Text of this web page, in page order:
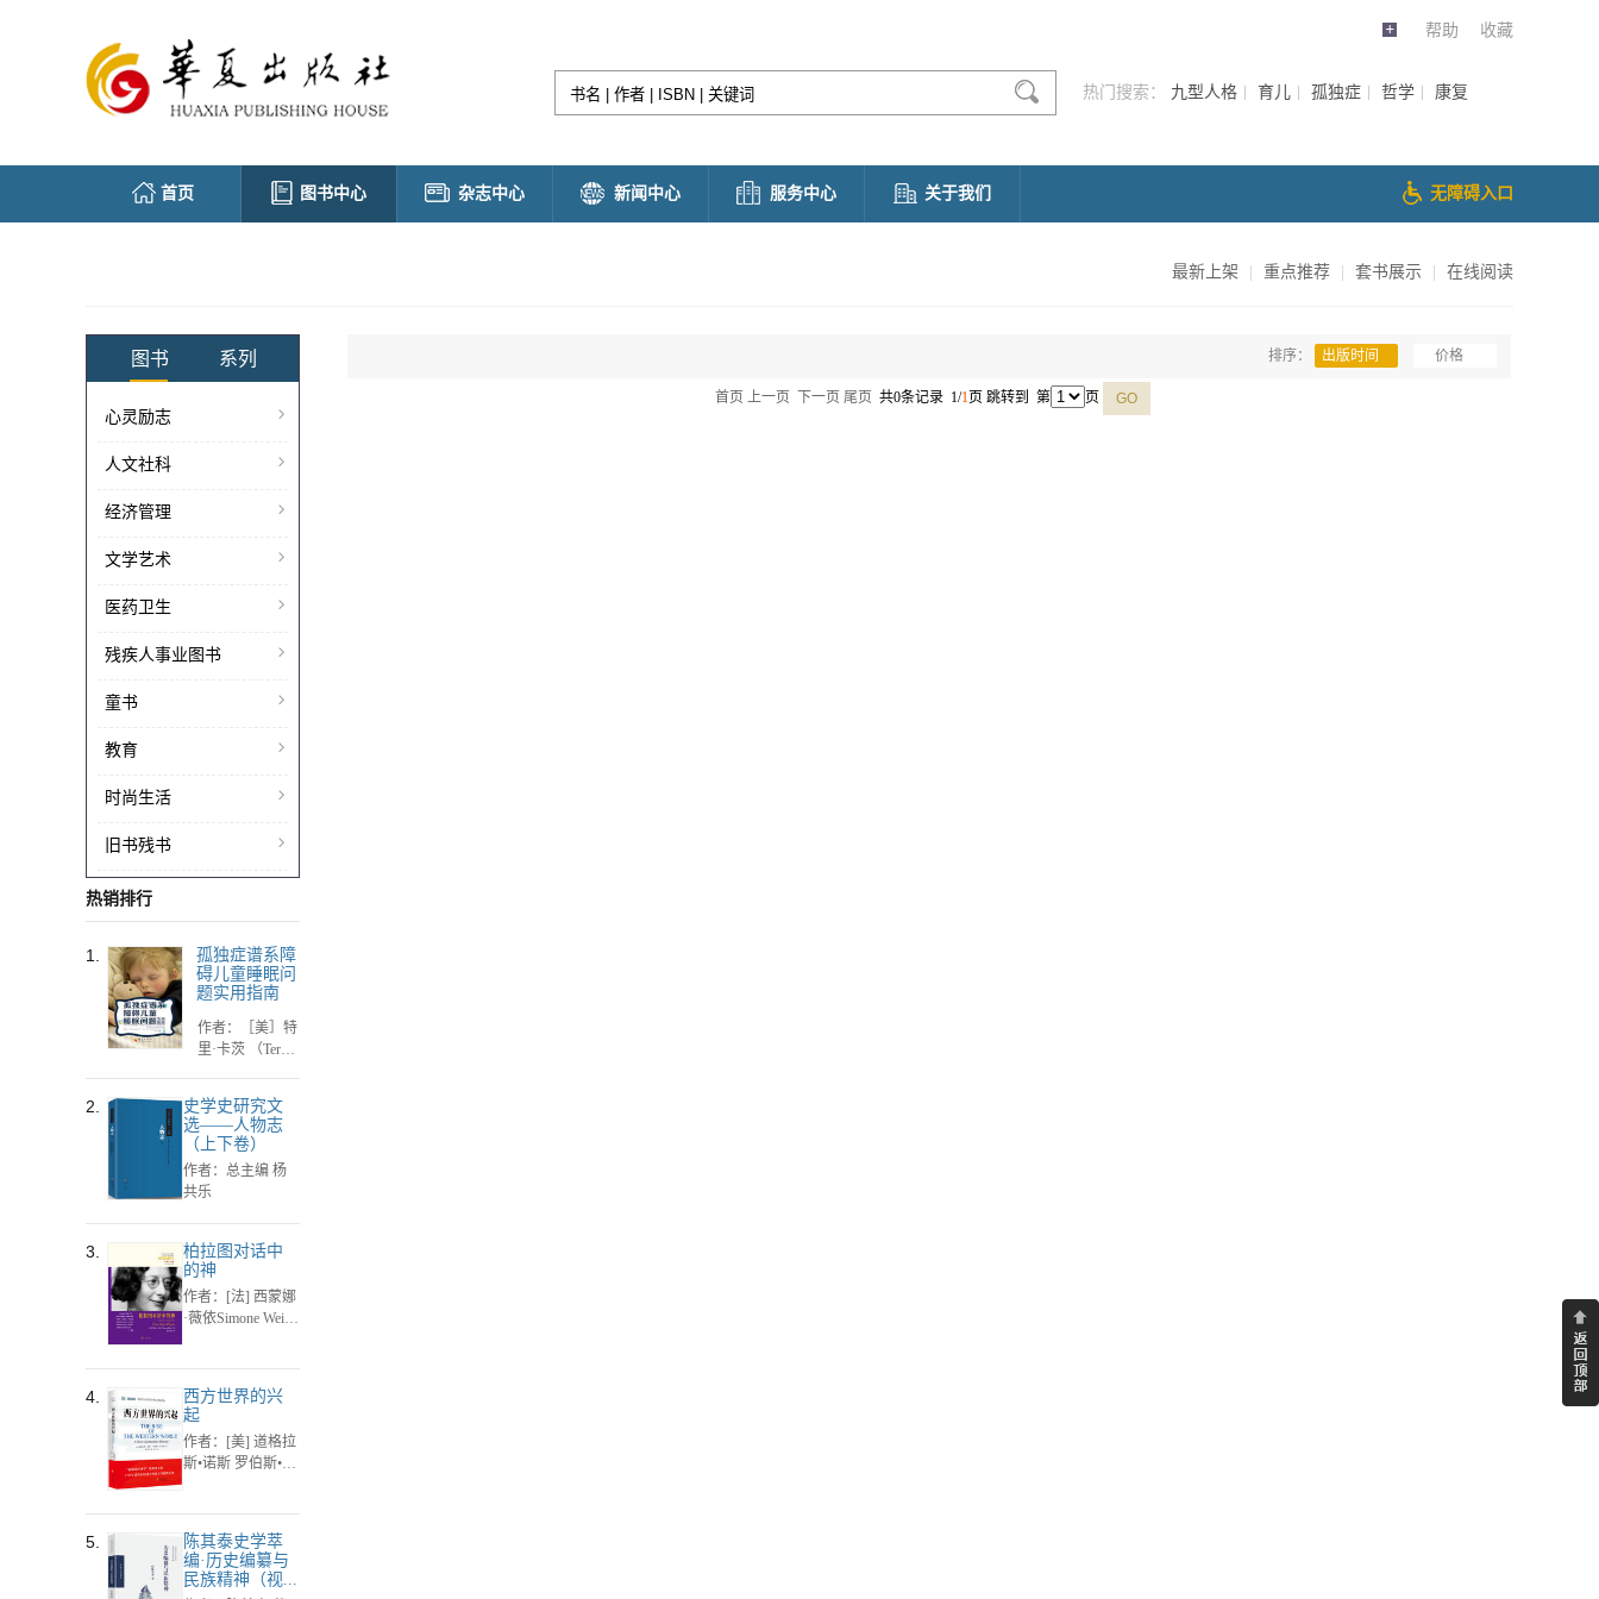
帮助 收藏
热门搜索： 九型人格 育儿 孤独症 哲学 康复
首页 图书中心 杂志中心 新闻中心 服务中心 关于我们 无障碍入口
最新上架 重点推荐 套书展示 在线阅读
图书 系列
心灵励志
人文社科
经济管理
文学艺术
医药卫生
残疾人事业图书
童书
教育
时尚生活
旧书残书
热销排行
1.
孤独症谱系障
碍儿童睡眠问
题实用指南
作者：［美］特
里·卡茨 （Terry
h Malow）
2.
史学史研究文
选——人物志
（上下卷）
作者：总主编 杨
共乐
3.
柏拉图对话中
的神
作者：[法] 西蒙娜
·薇依Simone Weil
4.
西方世界的兴
起
作者：[美] 道格拉
斯•诺斯 罗伯斯•托
5.
陈其泰史学萃
编·历史编纂与
民族精神（视...
排序： 出版时间 价格
首页 上一页 下一页 尾页共0条记录 1/1页 跳转到 第 页 GO